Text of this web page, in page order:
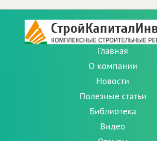
Главная
О компании
Новости
Полезные статьи
Библиотека
Видео